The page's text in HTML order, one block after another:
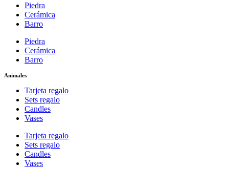
Piedra
Cerámica
Barro
Piedra
Cerámica
Barro
Animales
Tarjeta regalo
Sets regalo
Candles
Vases
Tarjeta regalo
Sets regalo
Candles
Vases